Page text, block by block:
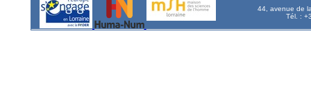
44, avenue de
Tél. :